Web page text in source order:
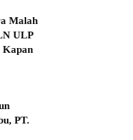
Malah
ULP
Kapan
PT.